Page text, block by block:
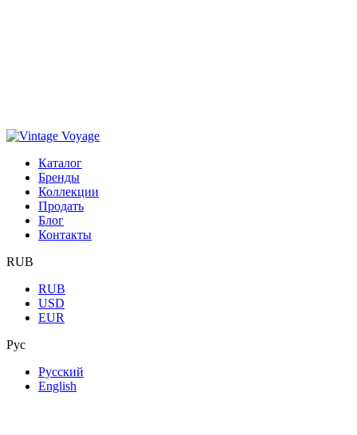
Каталог
Бренды
Коллекции
Продать
Блог
Контакты
RUB
RUB
USD
EUR
Рус
Русский
English